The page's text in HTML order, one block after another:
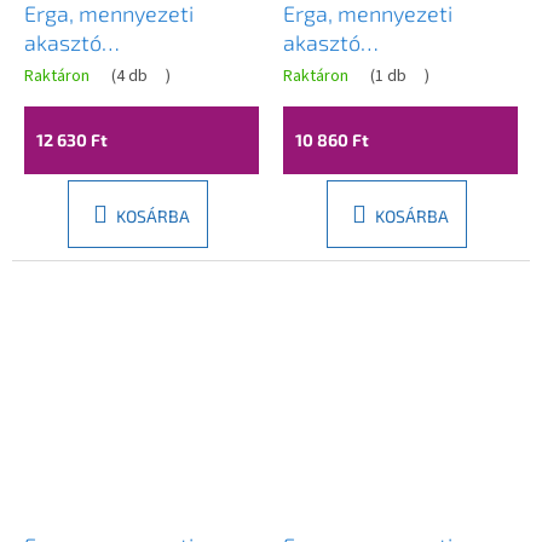
Erga, mennyezeti
akasztó
ruhaszárításhoz 7x160
cm, fekete, ERG-SEP-
10SUSSU7PCZ16
Raktáron (4 db )
12 630 Ft
KOSÁRBA
Erga, mennyezeti
akasztó
ruhaszárításhoz 7x160
cm, fehér, ERG-SEP-
10SUSSUF1607P
Raktáron (1 db )
10 860 Ft
KOSÁRBA